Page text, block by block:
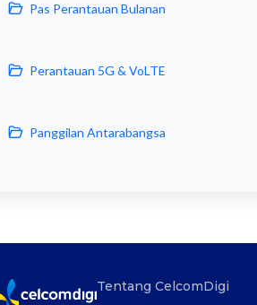
Pas Perantauan Bulanan
Perantauan 5G & VoLTE
Panggilan Antarabangsa
Tentang CelcomDigi